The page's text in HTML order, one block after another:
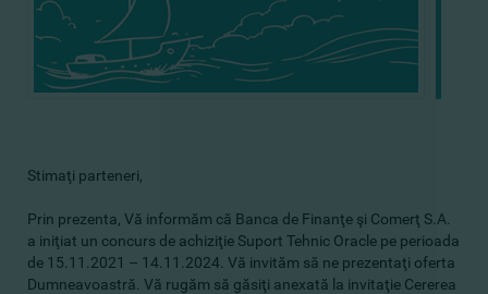
Stimaţi parteneri,
Prin prezenta, Vă informăm că Banca de Finanţe şi Comerţ S.A.
a iniţiat un concurs de achiziţie Suport Tehnic Oracle pe perioada
de 15.11.2021 – 14.11.2024. Vă invităm să ne prezentaţi oferta
Dumneavoastră. Vă rugăm să găsiţi anexată la invitaţie Cererea